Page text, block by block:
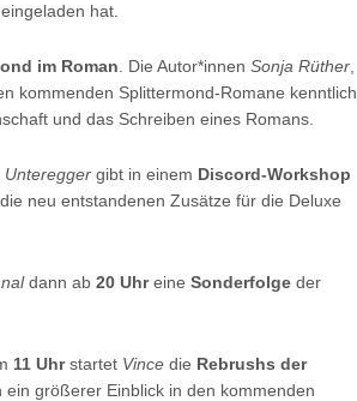
hat.
im Roman . Die Autor*innenSonja Rüther
kommenden Splittermond-Romane kenntlich
und das Schreiben eines Romans.
Unteregger gibt in einem Discord-Workshop
neu entstandenen Zusätze für die Deluxe
dann ab20 UhreineSonderfolgeder
11 Uhrstartet Vince die Rebrushs der
ein größerer Einblick in den kommenden